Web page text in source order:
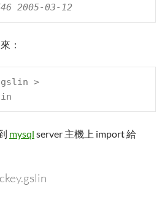
2005-03-12
：
>
mysql server 主機上 import 給